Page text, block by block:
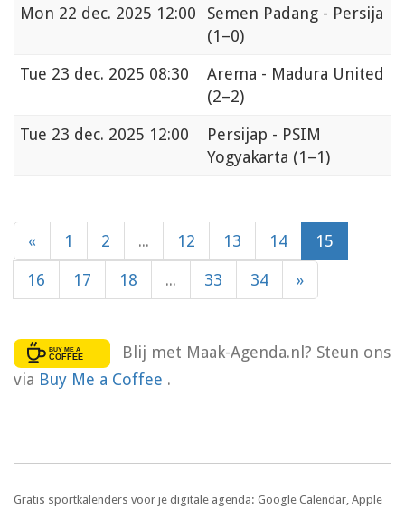
Mon 22 dec. 2025 12:00
Semen Padang - Persija
(1–0)
Tue 23 dec. 2025 08:30
Arema - Madura United
(2–2)
Tue 23 dec. 2025 12:00
Persijap - PSIM
Yogyakarta (1–1)
« 1 2 ... 12 13 14 15
16 17 18 ... 33 34 »
Blij met Maak-Agenda.nl? Steun ons
via Buy Me a Coffee .
Gratis sportkalenders voor je digitale agenda: Google Calendar, Apple